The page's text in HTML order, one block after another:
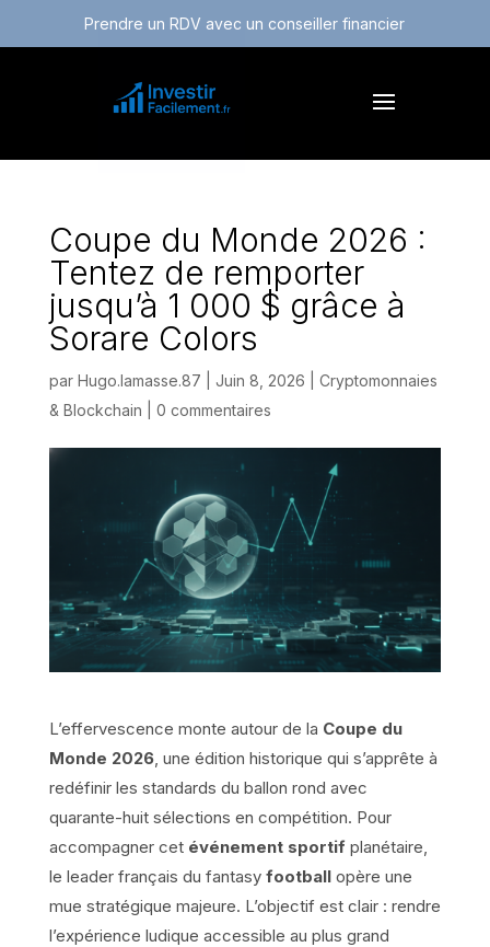
Prendre un RDV avec un conseiller financier
Coupe du Monde 2026 :
Tentez de remporter
jusqu’à 1 000 $ grâce à
Sorare Colors
par Hugo.lamasse.87 Juin 8, 2026
Cryptomonnaies
& Blockchain
0 commentaires
L’effervescence monte autour de la Coupe du
Monde 2026, une édition historique qui s’apprête à
redéfinir les standards du ballon rond avec
quarante-huit sélections en compétition. Pour
accompagner cet événement sportifplanétaire,
le leader français du fantasy footballopère une
mue stratégique majeure. L’objectif est clair : rendre
l’expérience ludique accessible au plus grand